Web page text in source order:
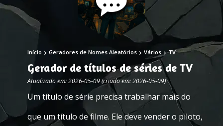
Início Geradores de Nomes Aleatórios Vários TV
Gerador de títulos de séries de TV
Atualizado em: 2026-05-09 (criado em: 2026-05-09)
Um título de série precisa trabalhar mais do
que um título de filme. Ele deve vender o piloto,